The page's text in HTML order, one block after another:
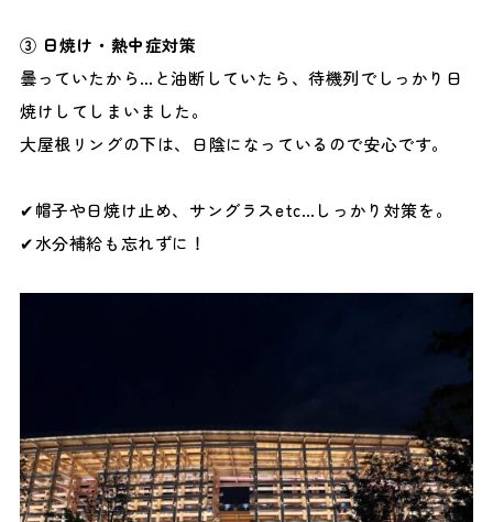
③ 日焼け・熱中症対策
曇っていたから…と油断していたら、待機列でしっかり日
焼けしてしまいました。
大屋根リングの下は、日陰になっているので安心です。
✔帽子や日焼け止め、サングラスetc…しっかり対策を。
✔水分補給も忘れずに！